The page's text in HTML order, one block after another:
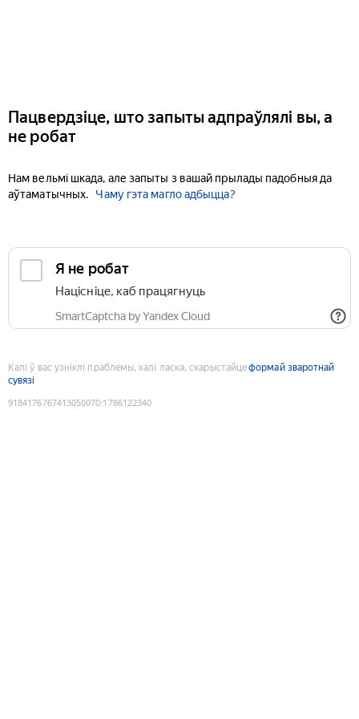
Пацвердзіце, што запыты адпраўлялі вы, а
не робат
Нам вельмі шкада, але запыты з вашай прылады падобныя да
аўтаматычных.
Чаму гэта магло адбыцца?
Я не робат
Націсніце, каб працягнуць
SmartCaptcha by Yandex Cloud
Калі ў вас узніклі праблемы, калі ласка, скарыстайцеформай зваротнай
сувязі
9184176767413050070:1786122340